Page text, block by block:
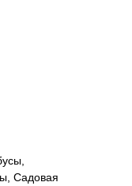
Садовая